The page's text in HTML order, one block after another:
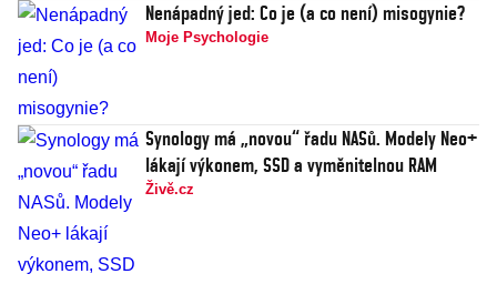
Nenápadný jed: Co je (a co není) misogynie?
Moje Psychologie
Synology má „novou“ řadu NASů. Modely Neo+
lákají výkonem, SSD a vyměnitelnou RAM
Živě.cz